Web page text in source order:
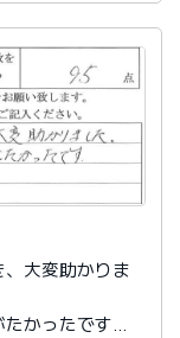
大変助かりま
かったです。